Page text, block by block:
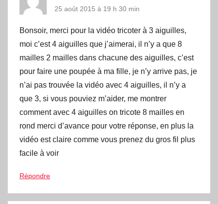
25 août 2015 à 19 h 30 min
Bonsoir, merci pour la vidéo tricoter à 3 aiguilles,
moi c’est 4 aiguilles que j’aimerai, il n’y a que 8
mailles 2 mailles dans chacune des aiguilles, c’est
pour faire une poupée à ma fille, je n’y arrive pas, je
n’ai pas trouvée la vidéo avec 4 aiguilles, il n’y a
que 3, si vous pouviez m’aider, me montrer
comment avec 4 aiguilles on tricote 8 mailles en
rond merci d’avance pour votre réponse, en plus la
vidéo est claire comme vous prenez du gros fil plus
facile à voir
Répondre